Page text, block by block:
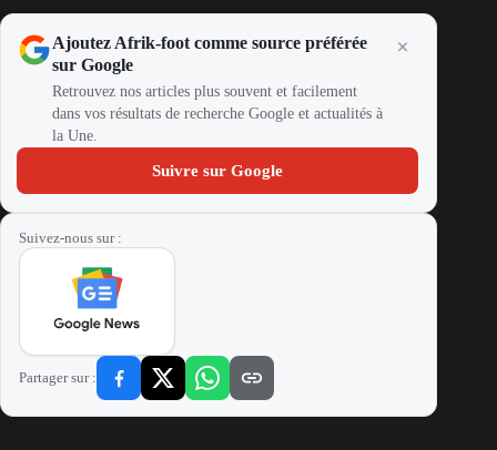
Ajoutez Afrik-foot comme source préférée
sur Google
Retrouvez nos articles plus souvent et facilement
dans vos résultats de recherche Google et actualités à
la Une.
Suivre sur Google
Suivez-nous sur :
Partager sur :